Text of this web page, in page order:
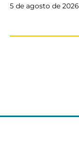
5 de agosto de 2026